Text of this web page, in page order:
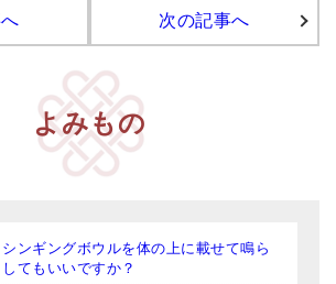
ングボウル
渋金）
ル・特殊柄
次の記事へ
よみもの
シンギングボウルを体の上に載せて鳴ら
してもいいですか？